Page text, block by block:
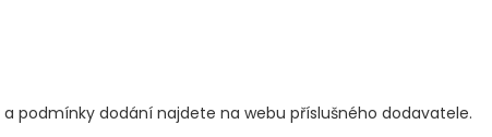
a podmínky dodání najdete na webu příslušného dodavatele.